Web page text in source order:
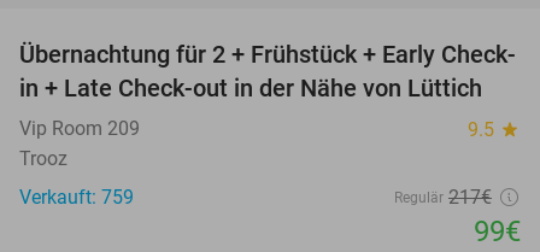
54%
Übernachtung für 2 + Frühstück + Early Check-
in + Late Check-out in der Nähe von Lüttich
Vip Room 209 9.5 star
Trooz
Verkauft: 759
Regulär 217€
99€